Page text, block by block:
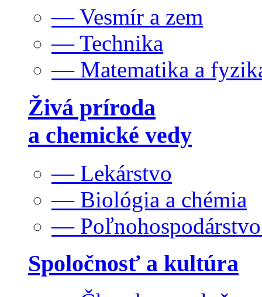
— Vesmír a zem
— Technika
— Matematika a
Živá príroda
a chemické vedy
— Lekárstvo
— Biológia a chémia
—
Spoločnosť a kultúra